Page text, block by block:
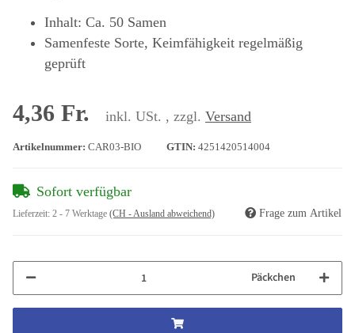
Inhalt: Ca. 50 Samen
Samenfeste Sorte, Keimfähigkeit regelmäßig
geprüft
4,36 Fr. inkl. USt. , zzgl. Versand
Artikelnummer: CAR03-BIO GTIN: 4251420514004
Sofort verfügbar
Lieferzeit: 2 - 7 Werktage (CH - Ausland abweichend) Frage zum Artikel
Päckchen